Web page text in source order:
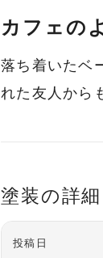
カフェの
落ち着いたベ
れた友人から
塗装の詳細
投稿日